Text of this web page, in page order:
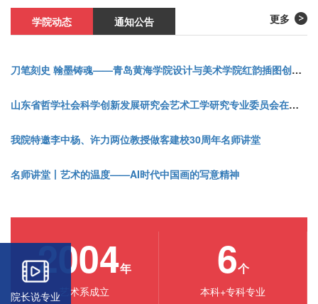
学院动态 通知公告 更多
刀笔刻史 翰墨铸魂——青岛黄海学院设计与美术学院红韵插图创研团队打造主题艺术展
山东省哲学社会科学创新发展研究会艺术工学研究专业委员会在青岛黄海学院揭牌成立
我院特邀李中杨、许力两位教授做客建校30周年名师讲堂
名师讲堂丨艺术的温度——AI时代中国画的写意精神
2004年
艺术系成立
6个
本科+专科专业
院长说专业